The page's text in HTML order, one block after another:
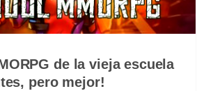
de la vieja escuela
pero mejor!